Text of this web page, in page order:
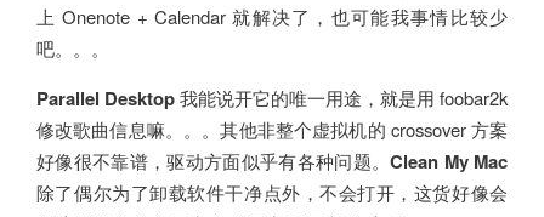
上 Onenote + Calendar 就解决了，也可能我事情比较少
吧。。。
Parallel Desktop我能说开它的唯一用途，就是用 foobar2k
修改歌曲信息嘛。。。其他非整个虚拟机的 crossover 方案
好像很不靠谱，驱动方面似乎有各种问题。Clean My Mac
除了偶尔为了卸载软件干净点外，不会打开，这货好像会